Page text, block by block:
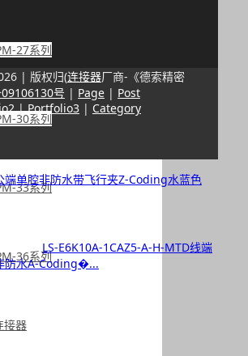
27系列
30系列
33系列
36系列
接器
| 版权归(连接器厂商-《德索精密
号 | Page | Post
|Portfolio3 | Category
端单腔非防水带飞行夹Z-Coding水蓝色
LS-E6K10A-1CAZ5-A-H-MTD线端
防水A-Coding�...